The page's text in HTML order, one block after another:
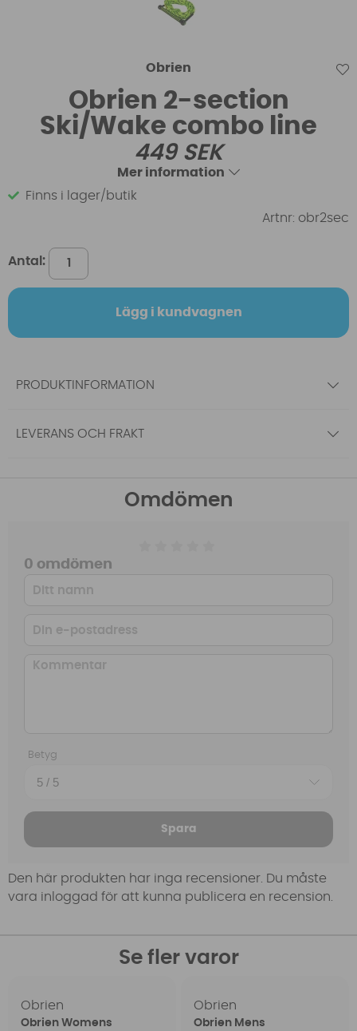
Obrien
Obrien 2-section
Ski/Wake combo line
449SEK
Mer information
Finns i lager/butik
Artnr: obr2sec
Antal:
Lägg i kundvagnen
PRODUKTINFORMATION
LEVERANS OCH FRAKT
Omdömen
0 omdömen
Betyg
Spara
Den här produkten har inga recensioner. Du måste
vara inloggad för att kunna publicera en recension.
Se fler varor
Obrien
Obrien Womens
Obrien
Obrien Mens